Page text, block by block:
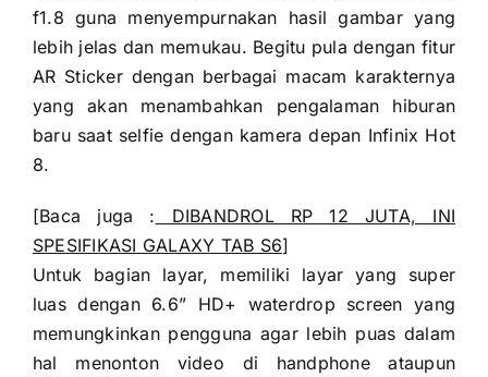
f1.8 guna menyempurnakan hasil gambar yang
lebih jelas dan memukau. Begitu pula dengan fitur
AR Sticker dengan berbagai macam karakternya
yang akan menambahkan pengalaman hiburan
baru saat selfie dengan kamera depan Infinix Hot
8.
[Baca juga : DIBANDROL RP 12 JUTA, INI
SPESIFIKASI GALAXY TAB S6]
Untuk bagian layar, memiliki layar yang super
luas dengan 6.6” HD+ waterdrop screen yang
memungkinkan pengguna agar lebih puas dalam
hal menonton video di handphone ataupun